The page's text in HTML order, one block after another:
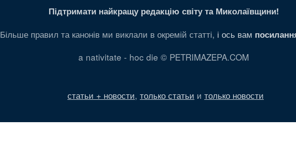
Підтримати найкращу редакцію світу та Миколаївщини!
Більше правил та канонів ми виклали в окремій статті, і ось вам
a nativitate - hoc die © PETRIMAZEPA.COM
статьи + новости, только статьи и только новости